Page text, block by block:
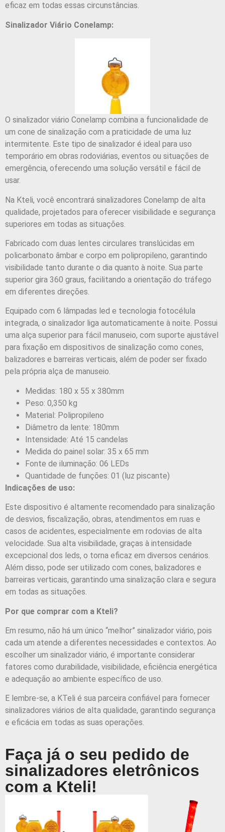
eficaz em todas essas circunstâncias.
Sinalizador Viário Conelamp:
O sinalizador viário Conelamp combina a funcionalidade de
um cone de sinalização com a praticidade de uma luz
intermitente. Este tipo de sinalizador é ideal para uso
temporário em obras rodoviárias, eventos ou situações de
emergência, oferecendo uma solução versátil e fácil de
usar.
Na Kteli, você encontrará sinalizadores Conelamp de alta
qualidade, projetados para oferecer visibilidade e segurança
superiores em todas as situações.
Fabricado com duas lentes circulares translúcidas em
policarbonato âmbar e corpo em polipropileno, garantindo
visibilidade tanto durante o dia quanto à noite. Sua parte
superior gira 360 graus, facilitando a orientação do tráfego
em diferentes direções.
Equipado com 6 lâmpadas led e tecnologia fotocélula
integrada, o sinalizador liga automaticamente à noite. Possui
uma alça superior para fácil manuseio, com suporte ajustável
para fixação em dispositivos de sinalização como cones,
balizadores e barreiras verticais, além de poder ser fixado
pela própria alça de manuseio.
Medidas: 180 x 55 x 380mm
Peso: 0,350 kg
Material: Polipropileno
Diâmetro da lente: 180mm
Intensidade: Até 15 candelas
Medida do painel solar: 35 x 65 mm
Fonte de iluminação: 06 LEDs
Quantidade de funções: 01 (luz piscante)
Indicações de uso:
Este dispositivo é altamente recomendado para sinalização
de desvios, fiscalização, obras, atendimentos em ruas e
casos de acidentes, especialmente em rodovias de alta
velocidade. Sua alta visibilidade, graças à intensidade
excepcional dos leds, o torna eficaz em diversos cenários.
Além disso, pode ser utilizado com cones, balizadores e
barreiras verticais, garantindo uma sinalização clara e segura
em todas as situações.
Por que comprar com a Kteli?
Em resumo, não há um único “melhor” sinalizador viário, pois
cada um atende a diferentes necessidades e contextos. Ao
escolher um sinalizador viário, é importante considerar
fatores como durabilidade, visibilidade, eficiência energética
e adequação ao ambiente específico de uso.
E lembre-se, a KTeli é sua parceira confiável para fornecer
sinalizadores viários de alta qualidade, garantindo segurança
e eficácia em todas as suas operações.
Faça já o seu pedido de
sinalizadores eletrônicos
com a Kteli!